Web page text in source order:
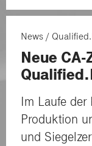
News
Neue
Im Laufe der
Produktion
und